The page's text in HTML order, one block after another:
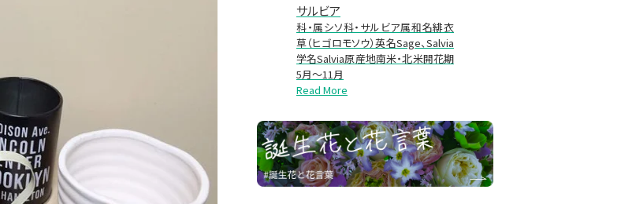
サルビア
科・属シソ科・サルビア属和名緋衣
草（ヒゴロモソウ）英名Sage、Salvia
学名Salvia原産地南米・北米開花期
5月～11月
Read More